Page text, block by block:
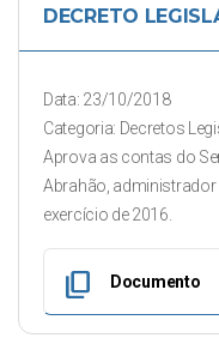
DECRETO
Data: 23/10/2018
Categoria: Decretos
Aprova as contas do
Abrahão, administrador
exercício de 2016.
content_copy Documento